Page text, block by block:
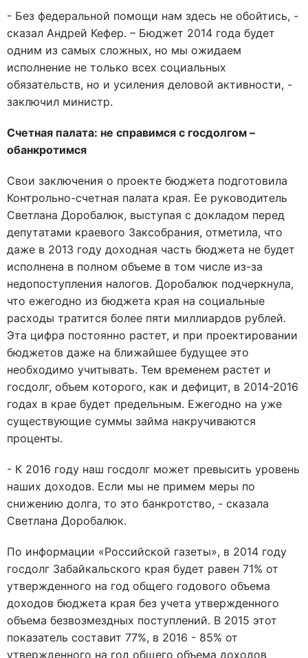
- Без федеральной помощи нам здесь не обойтись, -
сказал Андрей Кефер. – Бюджет 2014 года будет
одним из самых сложных, но мы ожидаем
исполнение не только всех социальных
обязательств, но и усиления деловой активности, -
заключил министр.
Счетная палата: не справимся с госдолгом –
обанкротимся
Свои заключения о проекте бюджета подготовила
Контрольно-счетная палата края. Ее руководитель
Светлана Доробалюк, выступая с докладом перед
депутатами краевого Заксобрания, отметила, что
даже в 2013 году доходная часть бюджета не будет
исполнена в полном объеме в том числе из-за
недопоступления налогов. Доробалюк подчеркнула,
что ежегодно из бюджета края на социальные
расходы тратится более пяти миллиардов рублей.
Эта цифра постоянно растет, и при проектировании
бюджетов даже на ближайшее будущее это
необходимо учитывать. Тем временем растет и
госдолг, объем которого, как и дефицит, в 2014-2016
годах в крае будет предельным. Ежегодно на уже
существующие суммы займа накручиваются
проценты.
- К 2016 году наш госдолг может превысить уровень
наших доходов. Если мы не примем меры по
снижению долга, то это банкротство, - сказала
Светлана Доробалюк.
По информации «Российской газеты», в 2014 году
госдолг Забайкальского края будет равен 71% от
утвержденного на год общего годового объема
доходов бюджета края без учета утвержденного
объема безвозмездных поступлений. В 2015 этот
показатель составит 77%, в 2016 - 85% от
утвержденного на год общего объема доходов